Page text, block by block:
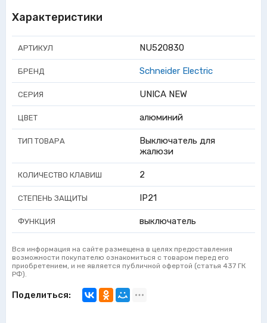
Характеристики
АРТИКУЛ NU520830
БРЕНД Schneider Electric
СЕРИЯ UNICA NEW
ЦВЕТ алюминий
ТИП ТОВАРА
Выключатель для
жалюзи
КОЛИЧЕСТВО КЛАВИШ 2
СТЕПЕНЬ ЗАЩИТЫ IP21
ФУНКЦИЯ выключатель
Вся информация на сайте размещена в целях предоставления
возможности покупателю ознакомиться с товаром перед его
приобретением, и не является публичной офертой (статья 437 ГК
РФ).
Поделиться: